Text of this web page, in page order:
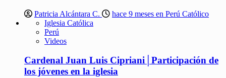
Patricia Alcántara C.
hace 9 meses en Perú Católico
Iglesia Católica
Perú
Videos
Cardenal Juan Luis Cipriani│Participación de
los jóvenes en la iglesia